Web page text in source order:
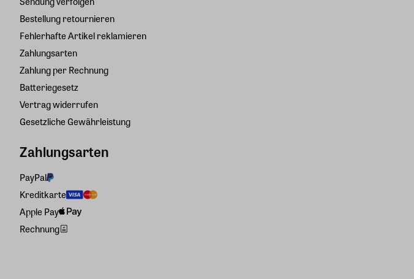
Bestellung retournieren
Fehlerhafte Artikel reklamieren
Zahlungsarten
Zahlung per Rechnung
Batteriegesetz
Vertrag widerrufen
Gesetzliche Gewährleistung
Zahlungsarten
PayPal
Kreditkarte
Apple Pay
Rechnung